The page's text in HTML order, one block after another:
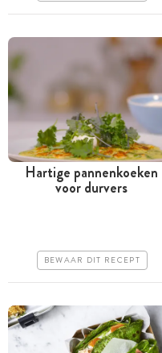
Tussen 30 minuten en 1
Hartige pannenkoeken
voor durvers
BEWAAR DIT RECEPT